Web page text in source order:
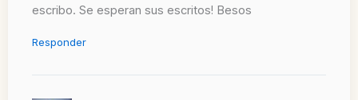
escribo. Se esperan sus escritos! Besos
Responder